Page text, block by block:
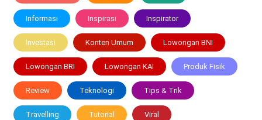
Informasi Inspirasi Inspirator
Investasi Konten Umum Lowongan BNI
Lowongan BRI Lowongan KAI Produk Fisik
Review Teknologi Tips & Trik
Travelling Tutorial Viral